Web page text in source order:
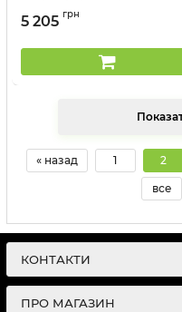
5 205 грн
« назад 1 2
все
КОНТАКТИ
ПРО МАГАЗИН